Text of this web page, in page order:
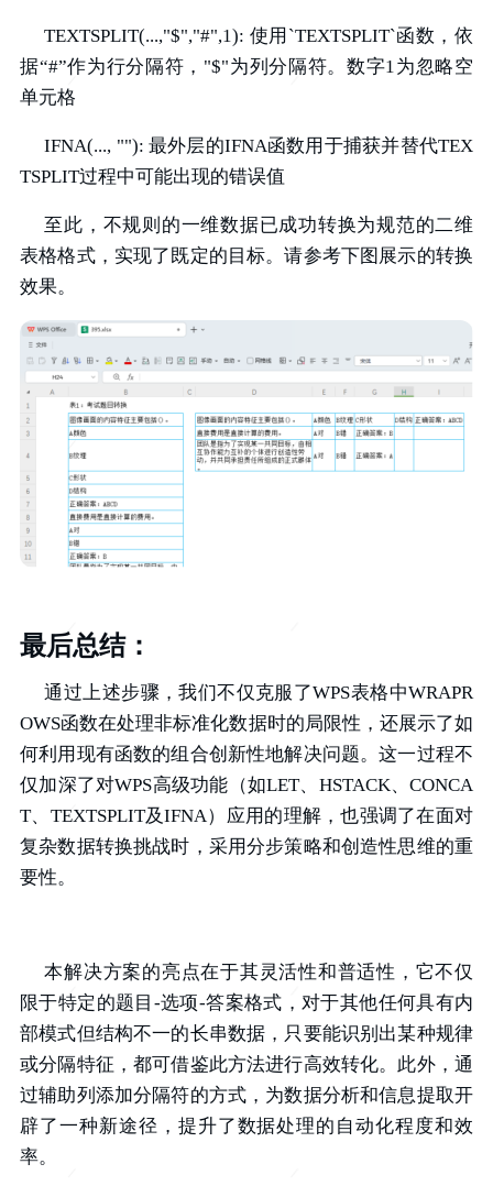
TEXTSPLIT(...,"$","#",1): 使用`TEXTSPLIT`函数，依
据“#”作为行分隔符，"$"为列分隔符。数字1为忽略空
单元格
IFNA(..., ""): 最外层的IFNA函数用于捕获并替代TEX
TSPLIT过程中可能出现的错误值
至此，不规则的一维数据已成功转换为规范的二维
表格格式，实现了既定的目标。请参考下图展示的转换
效果。
最后总结：
通过上述步骤，我们不仅克服了WPS表格中WRAPR
OWS函数在处理非标准化数据时的局限性，还展示了如
何利用现有函数的组合创新性地解决问题。这一过程不
仅加深了对WPS高级功能（如LET、HSTACK、CONCA
T、TEXTSPLIT及IFNA）应用的理解，也强调了在面对
复杂数据转换挑战时，采用分步策略和创造性思维的重
要性。
本解决方案的亮点在于其灵活性和普适性，它不仅
限于特定的题目-选项-答案格式，对于其他任何具有内
部模式但结构不一的长串数据，只要能识别出某种规律
或分隔特征，都可借鉴此方法进行高效转化。此外，通
过辅助列添加分隔符的方式，为数据分析和信息提取开
辟了一种新途径，提升了数据处理的自动化程度和效
率。